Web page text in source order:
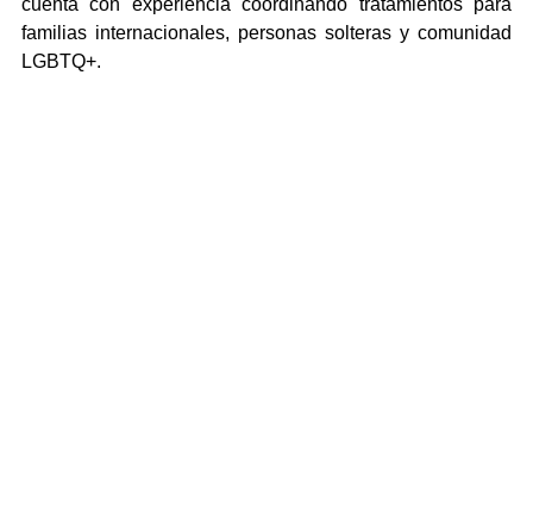
familias internacionales, personas solteras y comunidad
LGBTQ+.